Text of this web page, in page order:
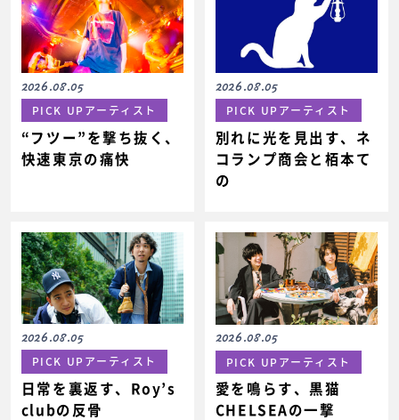
2026.08.05
PICK UPアーティスト
“フツー”を撃ち抜く、
快速東京の痛快
2026.08.05
PICK UPアーティスト
別れに光を見出す、ネ
コランプ商会と栢本て
の
2026.08.05
PICK UPアーティスト
日常を裏返す、Roy’s
clubの反骨
2026.08.05
PICK UPアーティスト
愛を鳴らす、黒猫
CHELSEAの一撃